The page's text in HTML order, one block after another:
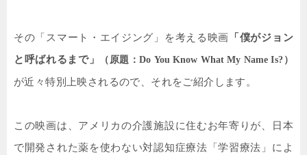
その「スマート・エイジング」を考える映画 「僕がジョン
と呼ばれるまで」
（原題：Do You Know What My Name Is? ）
が近々特別上映されるので、それをご紹介します。
この映画は、アメリカの介護施設に住むお年寄りが、日本
で開発された薬を使わない対認知症療法「学習療法」によ